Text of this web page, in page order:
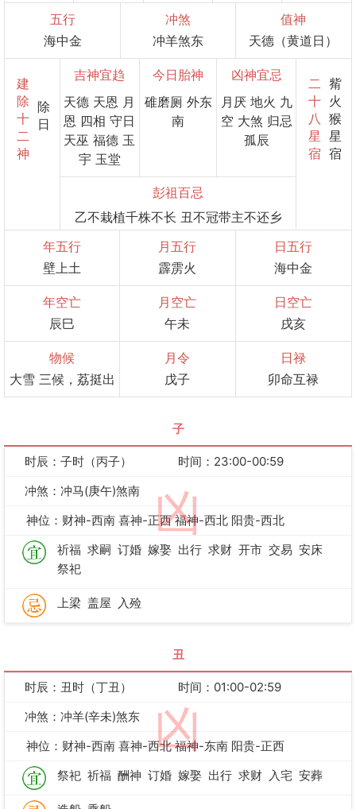
五行
海中金
冲煞
冲羊煞东
值神
天德（黄道日）
建
除
十
二
神
除
日
吉神宜趋
天德 天恩 月
恩 四相 守日
天巫 福德 玉
宇 玉堂
今日胎神
碓磨厕 外东
南
凶神宜忌
月厌 地火 九
空 大煞 归忌
孤辰
彭祖百忌
乙不栽植千株不长 丑不冠带主不还乡
二
十
八
星
宿
觜
火
猴
星
宿
年五行
壁上土
月五行
霹雳火
日五行
海中金
年空亡
辰巳
月空亡
午未
日空亡
戌亥
物候
大雪 三候，荔挺出
月令
戊子
日禄
卯命互禄
子
凶
时辰：子时（丙子）
时间：23:00-00:59
冲煞：冲马(庚午)煞南
神位：财神-西南 喜神-正西 福神-西北 阳贵-西北
祈福 求嗣 订婚 嫁娶 出行 求财 开市 交易 安床
祭祀
上梁 盖屋 入殓
丑
凶
时辰：丑时（丁丑）
时间：01:00-02:59
冲煞：冲羊(辛未)煞东
神位：财神-西南 喜神-西北 福神-东南 阳贵-正西
祭祀 祈福 酬神 订婚 嫁娶 出行 求财 入宅 安葬